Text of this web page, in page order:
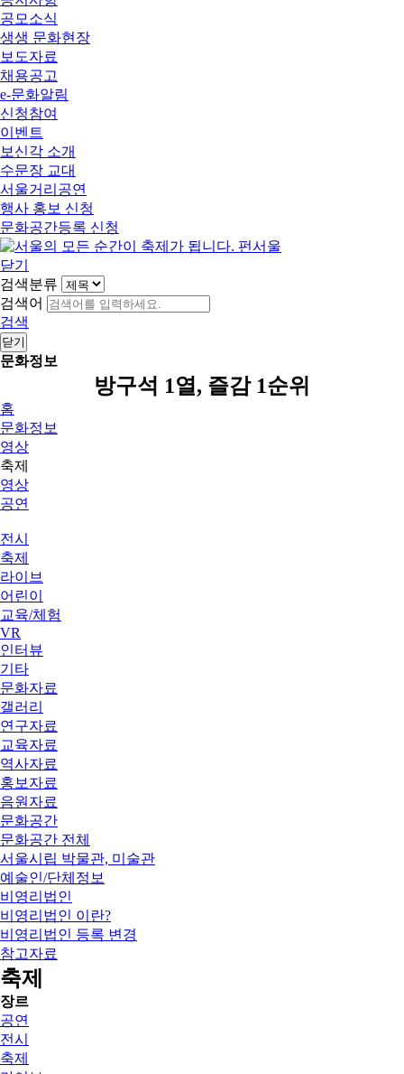
공모소식
생생 문화현장
보도자료
채용공고
e-문화알림
신청참여
이벤트
보신각 소개
수문장 교대
서울거리공연
행사 홍보 신청
문화공간등록 신청
닫기
검색분류
검색어
검색
닫기
문화정보
방구석 1열, 즐감 1순위
홈
문화정보
영상
축제
영상
공연
전시
축제
라이브
어린이
교육/체험
VR
인터뷰
기타
문화자료
갤러리
연구자료
교육자료
역사자료
홍보자료
음원자료
문화공간
문화공간 전체
서울시립 박물관, 미술관
예술인/단체정보
비영리법인
비영리법인 이란?
비영리법인 등록 변경
참고자료
축제
장르
공연
전시
축제